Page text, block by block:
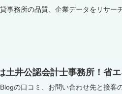
事務所の品質、企業データをリサー
土井公認会計士事務所！省
の口コミ、お問い合わせ先と接客